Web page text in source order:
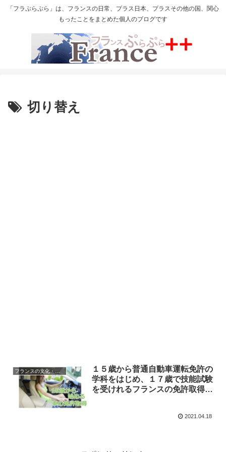
「フラぷらぷら」は、フランスの日常、プラス日本、プラスその他の国、関心
もったことをまとめた個人のブログです
切り替え
フランスの文化・習慣を知る
１５歳から普通自動車運転免許の
学科をはじめ、１７歳で技能試験
を受けれるフランスの免許取得の
2021.04.18